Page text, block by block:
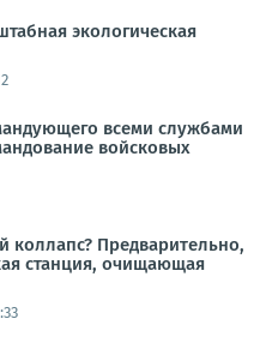
экологическая
всеми службами
войсковых
коллапс? Предварительно,
станция, очищающая